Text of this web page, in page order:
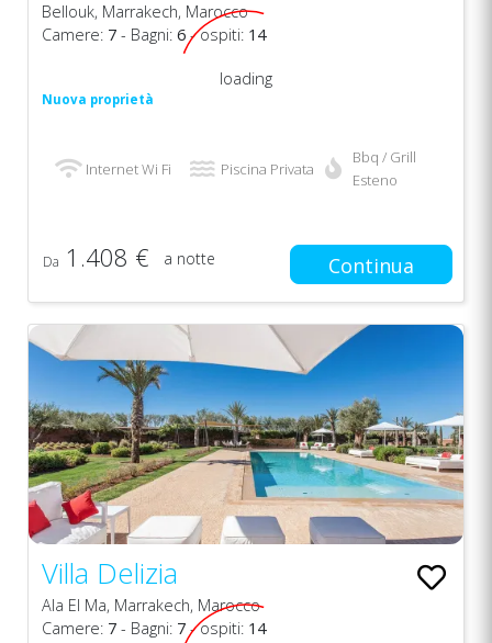
Bellouk, Marrakech, Marocco
Camere: 7 - Bagni: 6- ospiti: 14
Nuova proprietà
loading
Internet Wi Fi Piscina Privata
Bbq / Grill
Esteno
Da 1.408 € a notte Continua
Villa Delizia
Ala El Ma, Marrakech, Marocco
Camere: 7 - Bagni: 7- ospiti: 14